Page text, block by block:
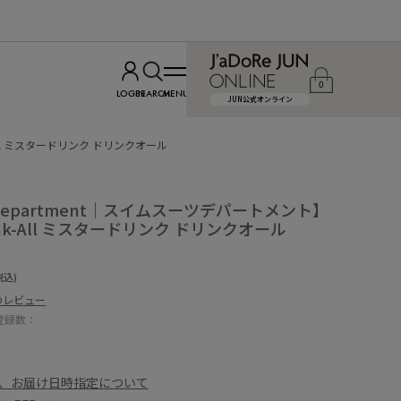
LOGINSEARCHMENU JUN公式オンライン
0
スタードリンク ドリンクオール
｜スイムスーツデパートメント】
All ミスタードリンク ドリンクオール
込)
ビュー
数：
お届け日時指定について